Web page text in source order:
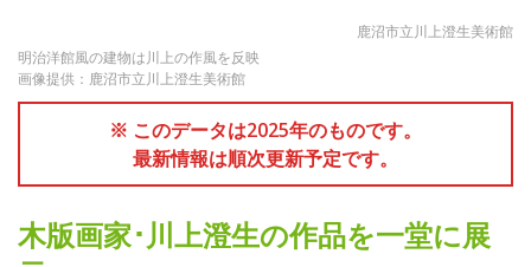
鹿沼市立川上澄生美術館
明治洋館風の建物は川上の作風を反映
画像提供：鹿沼市立川上澄生美術館
※ このデータは2025年のものです。
最新情報は順次更新予定です。
木版画家･川上澄生の作品を一堂に展